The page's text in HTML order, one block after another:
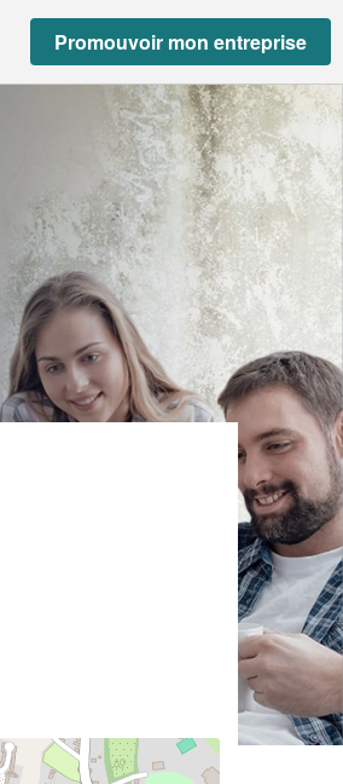
Promouvoir mon entreprise